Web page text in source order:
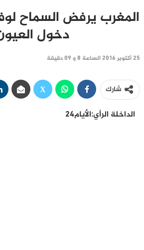
المغرب يرفض السماح
دخول
25 أكتوبر 2016 الساعة 8 و 09 دقيقة
شارك
الداخلة الرأي:الأيام24